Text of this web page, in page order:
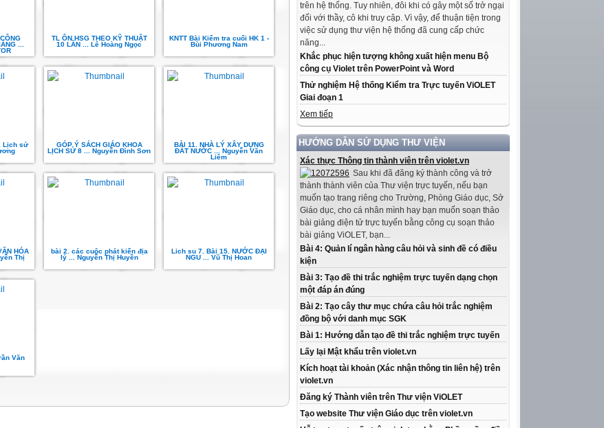
trên hệ thống. Tuy nhiên, đôi khi có gây một số trở ngại
đối với thầy, cô khi truy cập. Vì vậy, để thuận tiện trong
việc sử dụng thư viện hệ thống đã cung cấp chức
năng...
Khắc phục hiện tượng không xuất hiện menu Bộ
công cụ Violet trên PowerPoint và Word
Thử nghiệm Hệ thống Kiểm tra Trực tuyến ViOLET
Giai đoạn 1
Xem tiếp
HƯỚNG DẪN SỬ DỤNG THƯ VIỆN
Xác thực Thông tin thành viên trên violet.vn
Sau khi đã đăng ký thành công và trở
thành thành viên của Thư viện trực tuyến, nếu bạn
muốn tạo trang riêng cho Trường, Phòng Giáo dục, Sở
Giáo dục, cho cá nhân mình hay bạn muốn soạn thảo
bài giảng điện tử trực tuyến bằng công cụ soạn thảo
bài giảng ViOLET, bạn...
Bài 4: Quản lí ngân hàng câu hỏi và sinh đề có điều
kiện
Bài 3: Tạo đề thi trắc nghiệm trực tuyến dạng chọn
một đáp án đúng
Bài 2: Tạo cây thư mục chứa câu hỏi trắc nghiệm
đồng bộ với danh mục SGK
Bài 1: Hướng dẫn tạo đề thi trắc nghiệm trực tuyến
Lấy lại Mật khẩu trên violet.vn
Kích hoạt tài khoản (Xác nhận thông tin liên hệ) trên
violet.vn
Đăng ký Thành viên trên Thư viện ViOLET
Tạo website Thư viện Giáo dục trên violet.vn
...
TL ÔN HSG THEO KỸ THUẬT
10 LẦN ... Lê Hoàng Ngọc
KNTT Bài Kiểm tra cuối HK 1 -
Bùi Phương Nam
Lịch sử
GÓP Ý SÁCH GIÁO KHOA
LỊCH SỬ 8 ... Nguyễn Đình Sơn
BÀI 11. NHÀ LÝ XÂY DỰNG
ĐẤT NƯỚC ... Nguyễn Văn
Liêm
HÓA
Thị
bài 2. các cuộc phát kiến địa
lý ... Nguyễn Thị Huyền
Lich su 7. Bài 15. NƯỚC ĐẠI
NGU ... Vũ Thị Hoan
Văn